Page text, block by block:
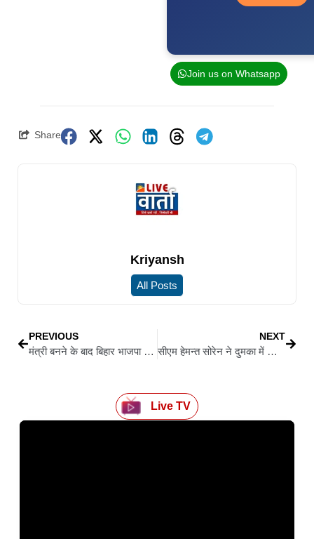
Join us on Whatsapp
Share
Kriyansh
All Posts
PREVIOUS
मंत्री बनने के बाद बिहार भाजपा प्रदेश अध्यक्ष दिलीप जायसवाल ने देवघर बाबा मंदिर में की पूजा
NEXT
सीएम हेमन्त सोरेन ने दुमका में झारखंड फ्लाइंग इंस्टीट्यूट का किया उद्घाटन
Live TV